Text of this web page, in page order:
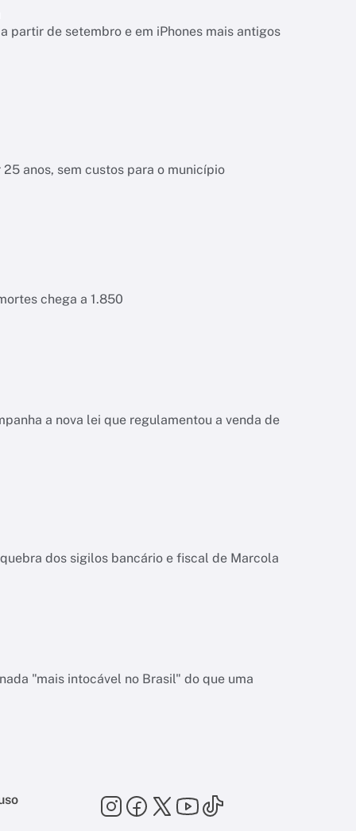
partir de setembro e em iPhones mais antigos
anos, sem custos para o município
chega a 1.850
a nova lei que regulamentou a venda de
dos sigilos bancário e fiscal de Marcola
"mais intocável no Brasil" do que uma